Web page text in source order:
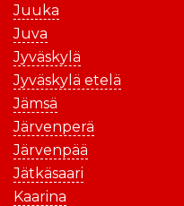
Juuka
Juva
Jyväskylä
Jyväskylä etelä
Jämsä
Järvenperä
Järvenpää
Jätkäsaari
Kaarina